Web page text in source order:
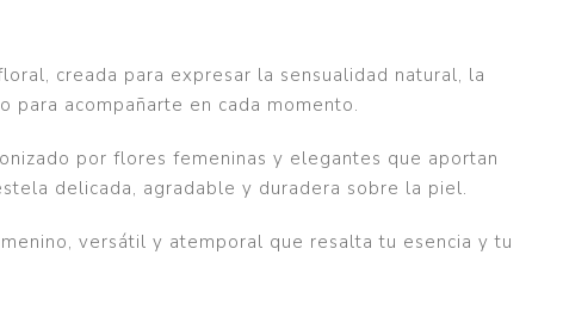
creada para expresar la sensualidad natural, la
para acompañarte en cada momento.
por flores femeninas y elegantes que aportan
delicada, agradable y duradera sobre la piel.
versátil y atemporal que resalta tu esencia y tu